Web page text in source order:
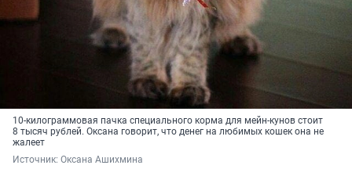
10-килограммовая пачка специального корма для мейн-кунов стоит
8 тысяч рублей. Оксана говорит, что денег на любимых кошек она не
жалеет
Источник: Оксана Ашихмина